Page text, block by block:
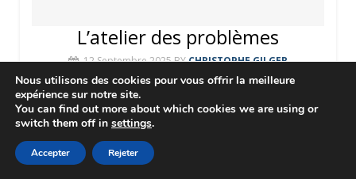
L’atelier des problèmes
12 Septembre 2025BYCHRISTOPHE GILGER
L’atelier des problèmes est une application qui
permet à l’élève de s’entraîner en résolution de
problèmes en lien avec les apprentissages
réalisés par l’enseignant en
Nous utilisons des cookies pour vous offrir la meilleure
expérience sur notre site.
You can find out more about which cookies we are using or
switch them off in settings.
Accepter Rejeter